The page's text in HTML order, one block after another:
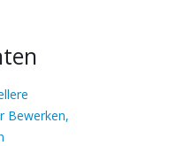
Bewerken,